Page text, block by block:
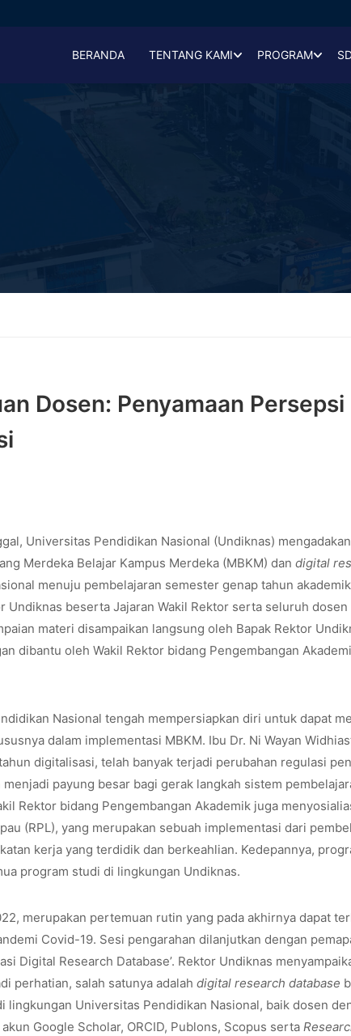
BERANDA TENTANG KAMI PROGRAM
Dosen: Penyamaan Persepsi
Universitas Pendidikan Nasional (Undiknas)
Merdeka Belajar Kampus Merdeka (MBKM) dan digital
menuju pembelajaran semester genap tahun
beserta Jajaran Wakil Rektor serta seluruh dosen
materi disampaikan langsung oleh Bapak Rektor
dibantu oleh Wakil Rektor bidang Pengembangan
Nasional tengah mempersiapkan diri untuk dapat
dalam implementasi MBKM. Ibu Dr. Ni Wayan
digitalisasi, telah banyak terjadi perubahan regulasi
payung besar bagi gerak langkah sistem
Rektor bidang Pengembangan Akademik juga
(RPL), yang merupakan sebuah implementasi dari
kerja yang terdidik dan berkeahlian. Kedepannya,
program studi di lingkungan Undiknas.
merupakan pertemuan rutin yang pada akhirnya dapat
Covid-19. Sesi pengarahan dilanjutkan dengan
Digital Research Database’. Rektor Undiknas
perhatian, salah satunya adalah digital research database
lingkungan Universitas Pendidikan Nasional, baik dosen
Google Scholar, ORCID, Publons, Scopus serta